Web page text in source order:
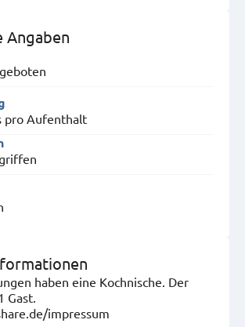
Angaben
pro Aufenthalt
haben eine Kochnische. Der
Gast.
impressum